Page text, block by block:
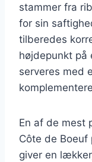
stammer fra
for sin
tilberedes
højdepunkt på
serveres med
En af de mest
Côte de
giver en